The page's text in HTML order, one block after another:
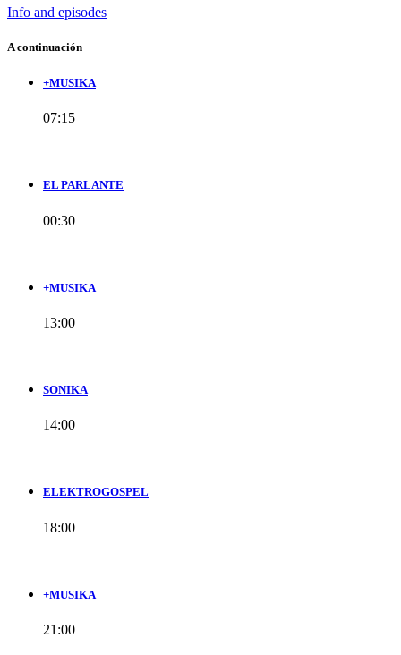
Info and episodes
A continuación
+MUSIKA
07:15
EL PARLANTE
00:30
+MUSIKA
13:00
SONIKA
14:00
ELEKTROGOSPEL
18:00
+MUSIKA
21:00